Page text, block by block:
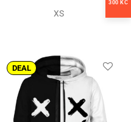
XS
DEAL
300 KČ